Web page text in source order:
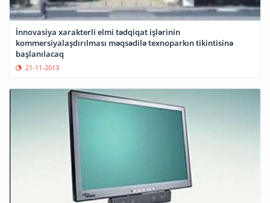
İnnovasiya xarakterli elmi tədqiqat işlərinin
kommersiyalaşdırılması məqsədilə texnoparkın tikintisinə
başlanılacaq
21-11-2013